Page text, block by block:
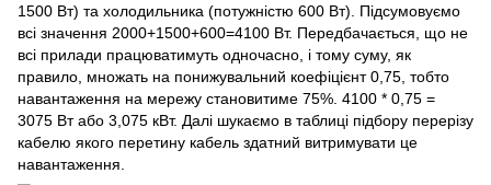
1500 Вт) та холодильника (потужністю 600 Вт). Підсумовуємо
всі значення 2000+1500+600=4100 Вт. Передбачається, що не
всі прилади працюватимуть одночасно, і тому суму, як
правило, множать на понижувальний коефіцієнт 0,75, тобто
навантаження на мережу становитиме 75%. 4100 * 0,75 =
3075 Вт або 3,075 кВт. Далі шукаємо в таблиці підбору перерізу
кабелю якого перетину кабель здатний витримувати це
навантаження.